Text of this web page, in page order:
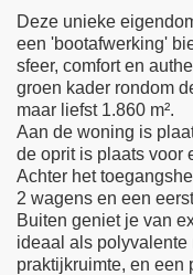
Deze unieke
een 'bootafwerking'
sfeer, comfort en
groen kader rondom
maar liefst 1.860 m².
Aan de woning is
de oprit is plaats voor
Achter het
2 wagens en een
Buiten geniet je van
ideaal als polyvalente
praktijkruimte, en een